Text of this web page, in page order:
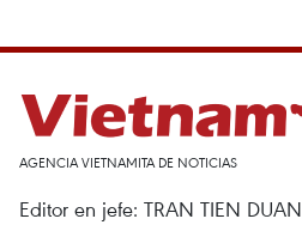
AGENCIA VIETNAMITA DE NOTICIAS
Editor en jefe: TRAN TIEN DUAN